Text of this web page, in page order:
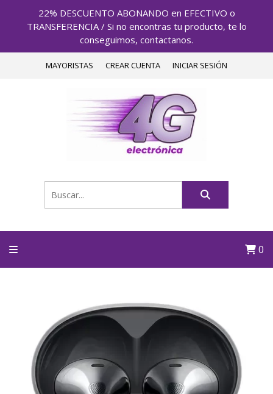
22% DESCUENTO ABONANDO en EFECTIVO o
TRANSFERENCIA / Si no encontras tu producto, te lo
conseguimos, contactanos.
MAYORISTAS CREAR CUENTA INICIAR SESIÓN
0